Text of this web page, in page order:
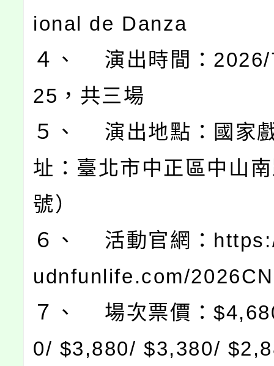
ional de Danza
４、 演出時間：
25，共三場
５、 演出地點：國家
址：臺北市中正區中山
號）
６、 活動官網：
udnfunlife.com/
７、 場次票價：
0/ $3,880/ $3,380/